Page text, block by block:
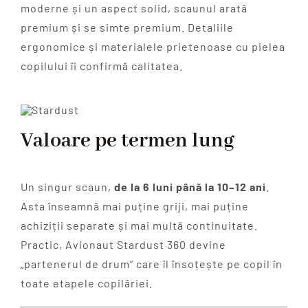
moderne și un aspect solid, scaunul arată
premium și se simte premium. Detaliile
ergonomice și materialele prietenoase cu pielea
copilului îi confirmă calitatea.
Valoare pe termen lung
Un singur scaun, de la 6 luni până la 10–12 ani
Asta înseamnă mai puține griji, mai puține
achiziții separate și mai multă continuitate.
Practic, Avionaut Stardust 360 devine
„partenerul de drum” care îl însoțește pe copil în
toate etapele copilăriei.